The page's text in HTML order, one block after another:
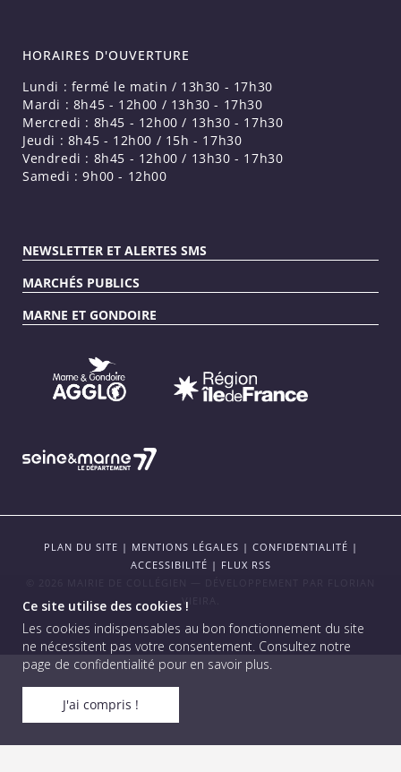
Ce site utilise des cookies !
Les cookies indispensables au bon fonctionnement du site
ne nécessitent pas votre consentement. Consultez notre
page de confidentialité pour en savoir plus.
J'ai compris !
HORAIRES D'OUVERTURE
Lundi : fermé le matin / 13h30 - 17h30
Mardi : 8h45 - 12h00 / 13h30 - 17h30
Mercredi : 8h45 - 12h00 / 13h30 - 17h30
Jeudi : 8h45 - 12h00 / 15h - 17h30
Vendredi : 8h45 - 12h00 / 13h30 - 17h30
Samedi : 9h00 - 12h00
NEWSLETTER ET ALERTES SMS
MARCHÉS PUBLICS
MARNE ET GONDOIRE
PLAN DU SITE | MENTIONS LÉGALES | CONFIDENTIALITÉ |
ACCESSIBILITÉ | FLUX RSS
VIEIRA